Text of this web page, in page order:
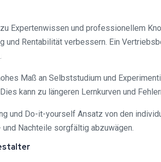
Expertenwissen und professionellem
und Rentabilität verbessern. Ein
Maß an Selbststudium und
kann zu längeren Lernkurven und
und Do-it-yourself Ansatz von den
Nachteile sorgfältig abzuwägen.